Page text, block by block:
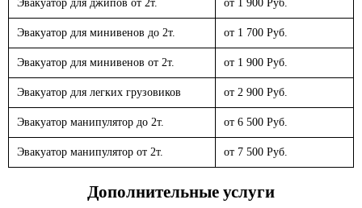
Эвакуатор для джипов от 2т. от 1 900 Руб.
Эвакуатор для минивенов до 2т. от 1 700 Руб.
Эвакуатор для минивенов от 2т. от 1 900 Руб.
Эвакуатор для легких грузовиков от 2 900 Руб.
Эвакуатор манипулятор до 2т. от 6 500 Руб.
Эвакуатор манипулятор от 2т. от 7 500 Руб.
Дополнительные услуги